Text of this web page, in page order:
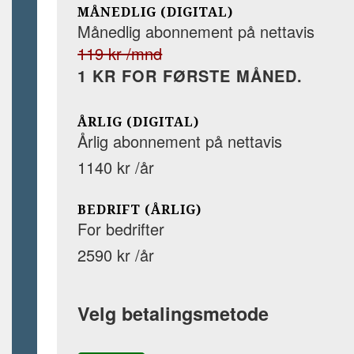
MÅNEDLIG (DIGITAL)
Månedlig abonnement på nettavis
119 kr /mnd
1 KR FOR FØRSTE MÅNED.
ÅRLIG (DIGITAL)
Årlig abonnement på nettavis
1140 kr /år
BEDRIFT (ÅRLIG)
For bedrifter
2590 kr /år
Velg betalingsmetode